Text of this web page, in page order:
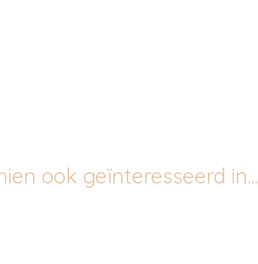
ook geïnteresseerd in...